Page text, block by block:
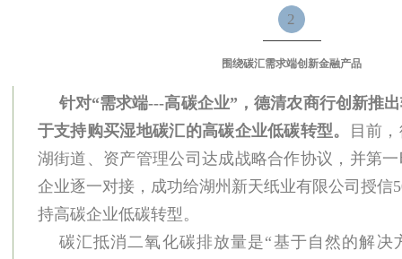
2
围绕碳汇需求端创新金融产品
针对“需求端---高碳企业”，德清农商行创新推
于支持购买湿地碳汇的高碳企业低碳转型。
目前
湖街道、资产管理公司达成战略合作协议，并第
企业逐一对接，成功给湖州新天纸业有限公司授信
持高碳企业低碳转型。
碳汇抵消二氧化碳排放量是“基于自然的解决